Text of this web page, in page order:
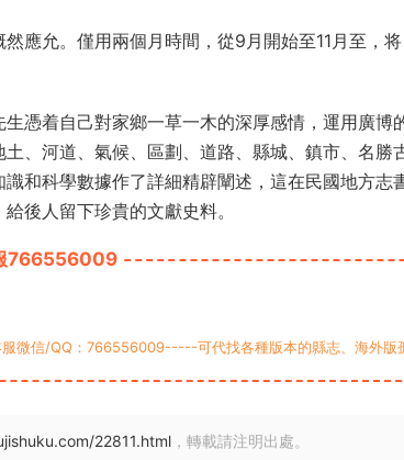
應允。僅用兩個月時間，從9月開始至11月至，
憑着自己對家鄉一草一木的深厚感情，運用廣博
、河道、氣候、區劃、道路、縣城、鎮市、名勝
和科學數據作了詳細精辟闡述，這在民國地方志
後人留下珍貴的文獻史料。
766556009
服微信/QQ：766556009-----可代找各種版本的縣志、海外版
22811.html ，轉載請注明出處。